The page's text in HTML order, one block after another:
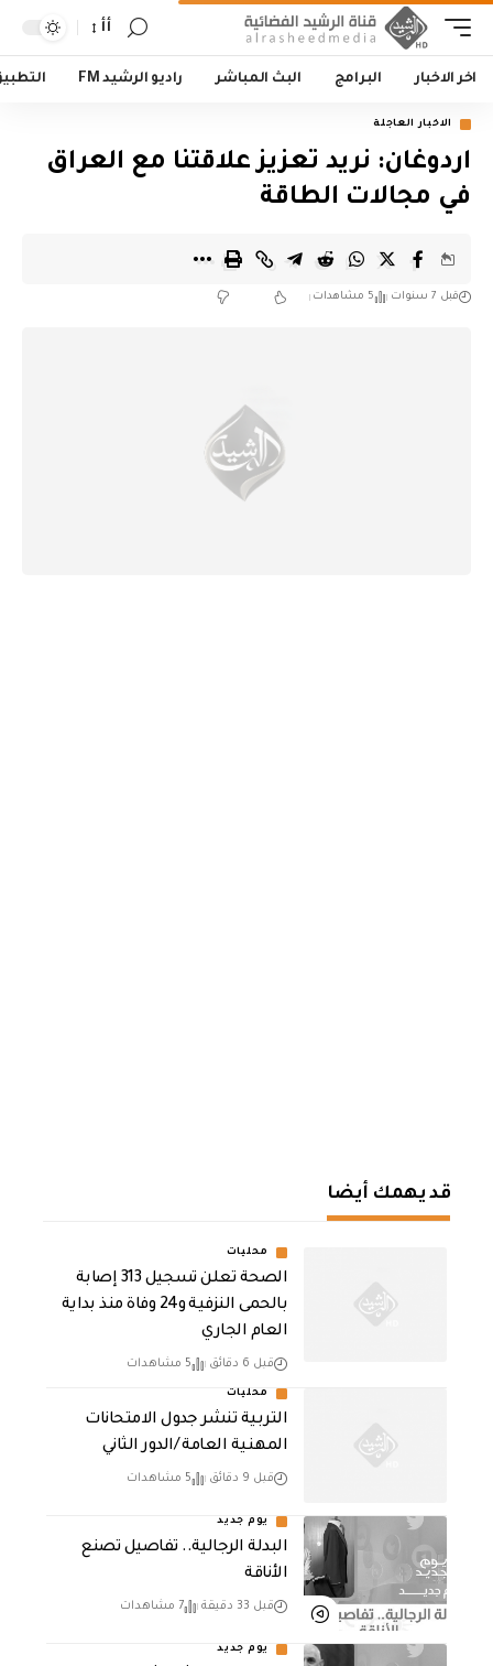
أأ
اخر الاخبار البرامج البث المباشر راديو الرشيد FM
الاخبار العاجلة
اردوغان: نريد تعزيز علاقتنا مع العراق
في مجالات الطاقة
قبل 7 سنوات 5 مشاهدات
قد يهمك أيضا
محليات
الصحة تعلن تسجيل 313 إصابة
بالحمى النزفية و24 وفاة منذ بداية
العام الجاري
قبل 6 دقائق 5 مشاهدات
محليات
التربية تنشر جدول الامتحانات
المهنية العامة /الدور الثاني
قبل 9 دقائق 5 مشاهدات
يوم جديد
البدلة الرجالية.. تفاصيل تصنع
الأناقة
قبل 33 دقيقة 7 مشاهدات
يوم جديد